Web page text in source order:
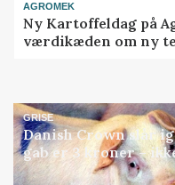
AGROMEK
Ny Kartoffeldag på
værdikæden om ny
GRISE
Danish Crown slår
gab er 3 kroner –